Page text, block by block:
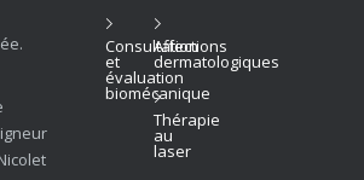
Consultation
et
évaluation
biomécanique
Affections
dermatologiques
Thérapie
au
laser